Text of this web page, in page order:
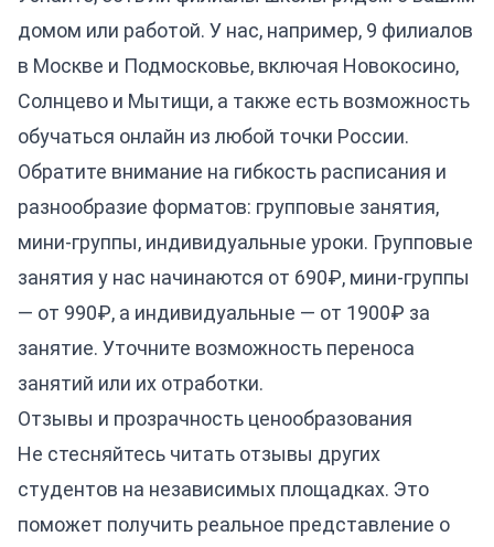
домом или работой. У нас, например, 9 филиалов
в Москве и Подмосковье, включая Новокосино,
Солнцево и Мытищи, а также есть возможность
обучаться онлайн из любой точки России.
Обратите внимание на гибкость расписания и
разнообразие форматов: групповые занятия,
мини-группы, индивидуальные уроки. Групповые
занятия у нас начинаются от 690₽, мини-группы
— от 990₽, а индивидуальные — от 1900₽ за
занятие. Уточните возможность переноса
занятий или их отработки.
Отзывы и прозрачность ценообразования
Не стесняйтесь читать отзывы других
студентов на независимых площадках. Это
поможет получить реальное представление о